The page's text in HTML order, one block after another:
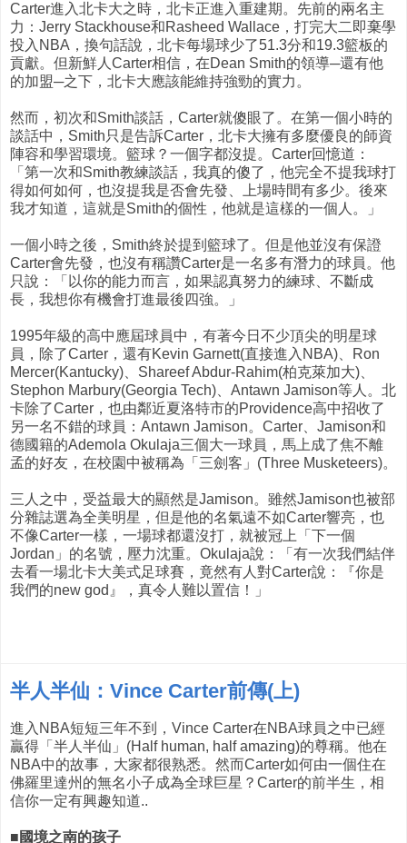
Carter進入北卡大之時，北卡正進入重建期。先前的兩名主
力：Jerry Stackhouse和Rasheed Wallace，打完大二即棄學
投入NBA，換句話說，北卡每場球少了51.3分和19.3籃板的
貢獻。但新鮮人Carter相信，在Dean Smith的領導─還有他
的加盟─之下，北卡大應該能維持強勁的實力。
然而，初次和Smith談話，Carter就傻眼了。在第一個小時的
談話中，Smith只是告訴Carter，北卡大擁有多麼優良的師資
陣容和學習環境。籃球？一個字都沒提。Carter回憶道：
「第一次和Smith教練談話，我真的傻了，他完全不提我球打
得如何如何，也沒提我是否會先發、上場時間有多少。後來
我才知道，這就是Smith的個性，他就是這樣的一個人。」
一個小時之後，Smith終於提到籃球了。但是他並沒有保證
Carter會先發，也沒有稱讚Carter是一名多有潛力的球員。他
只說：「以你的能力而言，如果認真努力的練球、不斷成
長，我想你有機會打進最後四強。」
1995年級的高中應屆球員中，有著今日不少頂尖的明星球
員，除了Carter，還有Kevin Garnett(直接進入NBA)、Ron
Mercer(Kantucky)、Shareef Abdur-Rahim(柏克萊加大)、
Stephon Marbury(Georgia Tech)、Antawn Jamison等人。北
卡除了Carter，也由鄰近夏洛特市的Providence高中招收了
另一名不錯的球員：Antawn Jamison。Carter、Jamison和
德國籍的Ademola Okulaja三個大一球員，馬上成了焦不離
孟的好友，在校園中被稱為「三劍客」(Three Musketeers)。
三人之中，受益最大的顯然是Jamison。雖然Jamison也被部
分雜誌選為全美明星，但是他的名氣遠不如Carter響亮，也
不像Carter一樣，一場球都還沒打，就被冠上「下一個
Jordan」的名號，壓力沈重。Okulaja說：「有一次我們結伴
去看一場北卡大美式足球賽，竟然有人對Carter說：『你是
我們的new god』，真令人難以置信！」
半人半仙：Vince Carter前傳(上)
進入NBA短短三年不到，Vince Carter在NBA球員之中已經
贏得「半人半仙」(Half human, half amazing)的尊稱。他在
NBA中的故事，大家都很熟悉。然而Carter如何由一個住在
佛羅里達州的無名小子成為全球巨星？Carter的前半生，相
信你一定有興趣知道..
■國境之南的孩子